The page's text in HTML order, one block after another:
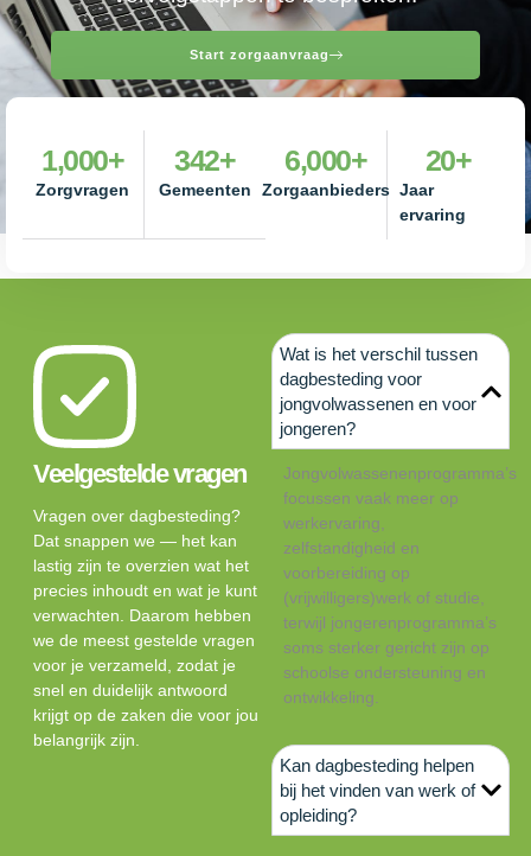
Start zorgaanvraag
Zorgvragen
1,000+
Gemeenten
342+
Zorgaanbieders
6,000+
Jaar
ervaring
20+
Veelgestelde vragen
Vragen over dagbesteding?
Dat snappen we — het kan
lastig zijn te overzien wat het
precies inhoudt en wat je kunt
verwachten. Daarom hebben
we de meest gestelde vragen
voor je verzameld, zodat je
snel en duidelijk antwoord
krijgt op de zaken die voor jou
belangrijk zijn.
Wat is het verschil tussen
dagbesteding voor
jongvolwassenen en voor
jongeren?
Jongvolwassenenprogramma’s
focussen vaak meer op
werkervaring,
zelfstandigheid en
voorbereiding op
(vrijwilligers)werk of studie,
terwijl jongerenprogramma’s
soms sterker gericht zijn op
schoolse ondersteuning en
ontwikkeling.
Kan dagbesteding helpen
bij het vinden van werk of
opleiding?